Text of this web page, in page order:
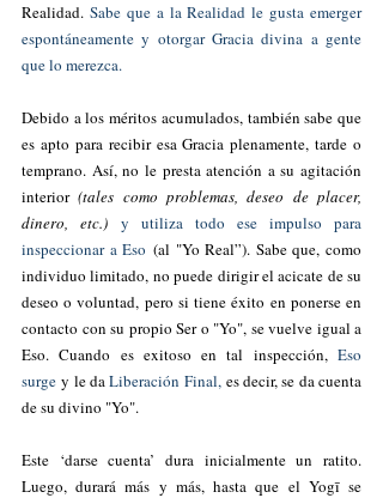
Realidad. Sabe que a la Realidad le gusta emerger
espontáneamente y otorgar Gracia divina a gente
que lo merezca.
Debido a los méritos acumulados, también sabe que
es apto para recibir esa Gracia plenamente, tarde o
temprano. Así, no le presta atención a su agitación
interior (tales como problemas, deseo de placer,
dinero, etc.)
y utiliza todo ese impulso para
inspeccionar a Eso (al "Yo Real”). Sabe que, como
individuo limitado, no puede dirigir el acicate de su
deseo o voluntad, pero si tiene éxito en ponerse en
contacto con su propio Ser o "Yo", se vuelve igual a
Eso. Cuando es exitoso en tal inspección, Eso
surge y le da Liberación Final, es decir, se da cuenta
de su divino "Yo".
Este ‘darse cuenta’ dura inicialmente un ratito.
Luego, durará más y más, hasta que el Yogī se